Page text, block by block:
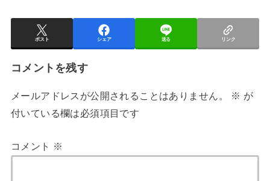
ポスト シェア 送る リンク
コメントを残す
メールアドレスが公開されることはありません。 ※ が
付いている欄は必須項目です
コメント ※